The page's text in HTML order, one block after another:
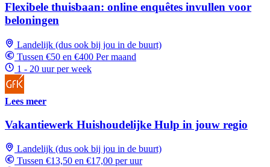
Flexibele thuisbaan: online enquêtes invullen voor
beloningen
Landelijk (dus ook bij jou in de buurt)
Tussen €50 en €400 Per maand
1 - 20 uur per week
Lees meer
Vakantiewerk Huishoudelijke Hulp in jouw regio
Landelijk (dus ook bij jou in de buurt)
Tussen €13,50 en €17,00 per uur